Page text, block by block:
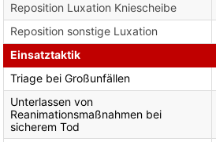
Reposition Luxation Kniescheibe
Reposition sonstige Luxation
Einsatztaktik
Triage bei Großunfällen
Unterlassen von
Reanimationsmaßnahmen bei
sicherem Tod